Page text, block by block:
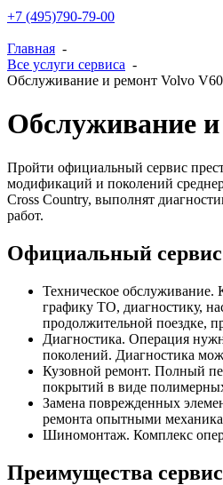
+7 (495)790-79-00
Главная -
Все услуги сервиса -
Обслуживание и ремонт Volvo V60
Обслуживание
Пройти официальный сервис
модификаций и поколений
Cross Country, выполнят
работ.
Официальный
Техническое обслуживание.
графику ТО, диагностику,
продолжительной поездке,
Диагностика. Операция
поколений. Диагностика
Кузовной ремонт. Полный
покрытий в виде
Замена поврежденных
ремонта опытными
Шиномонтаж. Комплекс
Преимущества